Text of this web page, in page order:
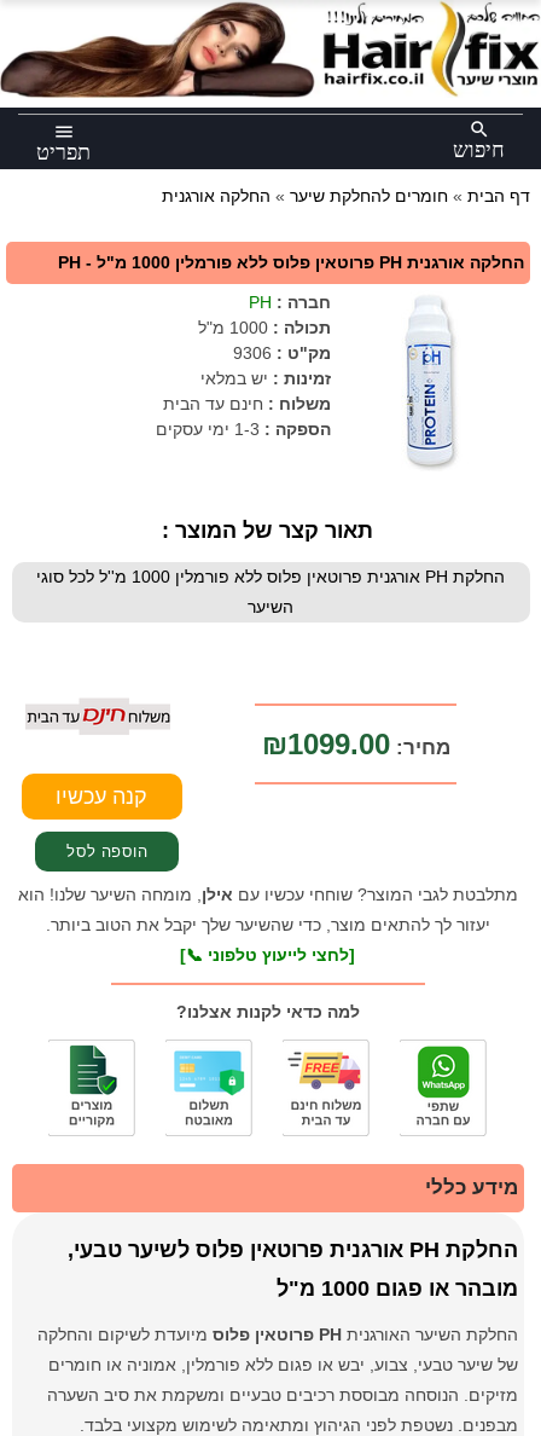
menu
תפריט
search
חיפוש
דף הבית »חומרים להחלקת שיער » החלקה אורגנית
החלקה אורגנית PH פרוטאין פלוס ללא פורמלין 1000 מ"ל - PH
חברה :
PH
תכולה : 1000 מ"ל
מק"ט :
9306
זמינות : יש במלאי
משלוח : חינם עד הבית
הספקה : 1-3 ימי עסקים
תאור קצר של המוצר :
החלקת PH אורגנית פרוטאין פלוס ללא פורמלין 1000 מ''ל לכל סוגי
השיער
מחיר:₪1099.00
מתלבטת לגבי המוצר? שוחחי עכשיו עם אילן , מומחה השיער שלנו! הוא
יעזור לך להתאים מוצר, כדי שהשיער שלך יקבל את הטוב ביותר.
[לחצי לייעוץ טלפוני 📞]
למה כדאי לקנות אצלנו?
מידע כללי
החלקת PH אורגנית פרוטאין פלוס לשיער טבעי,
מובהר או פגום 1000 מ"ל
החלקת השיער האורגניתPH פרוטאין פלוס
מיועדת לשיקום והחלקה
של שיער טבעי, צבוע, יבש או פגום ללא פורמלין, אמוניה או חומרים
מזיקים. הנוסחה מבוססת רכיבים טבעיים ומשקמת את סיב השערה
מבפנים. נשטפת לפני הגיהוץ ומתאימה לשימוש מקצועי בלבד.
×